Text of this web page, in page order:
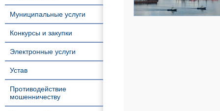
Муниципальные услуги
Конкурсы и закупки
Электронные услуги
Устав
Противодействие
мошенничеству